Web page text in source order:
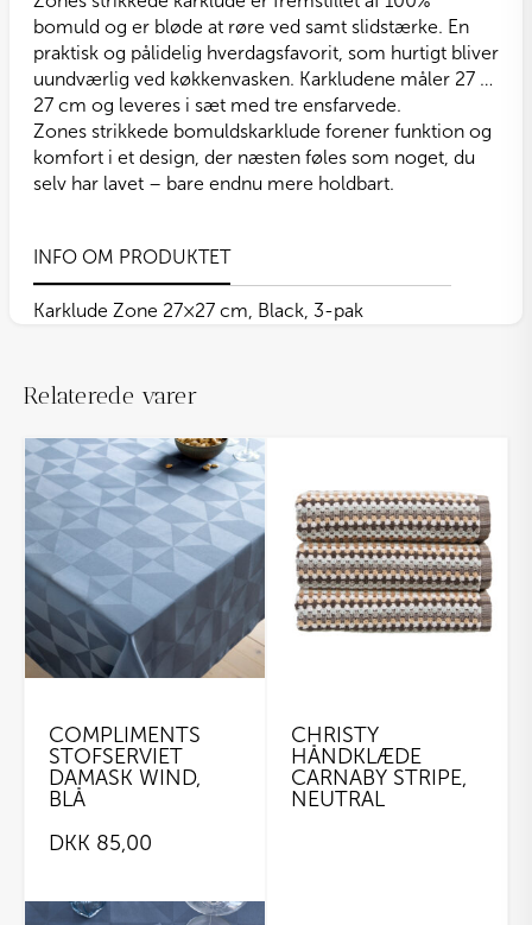
bomuld og er bløde at røre ved samt slidstærke. En
praktisk og pålidelig hverdagsfavorit, som hurtigt bliver
uundværlig ved køkkenvasken. Karkludene måler 27 x
27 cm og leveres i sæt med tre ensfarvede.
Zones strikkede bomuldskarklude forener funktion og
komfort i et design, der næsten føles som noget, du
selv har lavet – bare endnu mere holdbart.
INFO OM PRODUKTET
Karklude Zone 27×27 cm, Black, 3-pak
Relaterede varer
COMPLIMENTS
STOFSERVIET
DAMASK WIND,
BLÅ
DKK 85,00
CHRISTY
HÅNDKLÆDE
CARNABY STRIPE,
NEUTRAL